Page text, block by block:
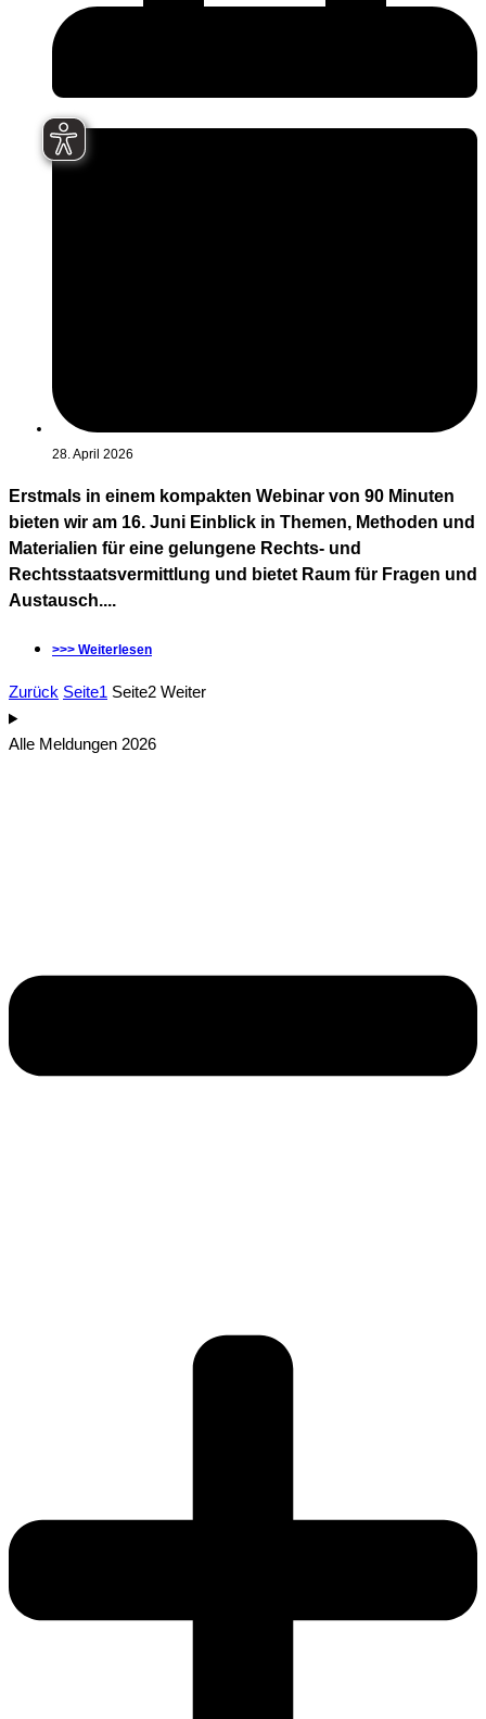
28. April 2026
Erstmals in einem kompakten Webinar von 90 Minuten
bieten wir am 16. Juni Einblick in Themen, Methoden und
Materialien für eine gelungene Rechts- und
Rechtsstaatsvermittlung und bietet Raum für Fragen und
Austausch....
>>> Weiterlesen
Zurück Seite1 Seite2 Weiter
Alle Meldungen 2026